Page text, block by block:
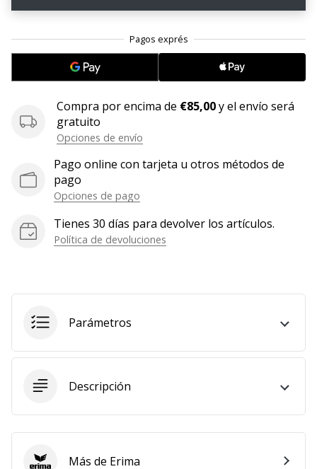
¿Te
un
¡Te
en
nuestro
Mostrar
todos
los
Compra por encima de €85,00y el envío será
gratuito
Opciones de envío
Pago online con tarjeta u otros métodos de
pago
Opciones de pago
Tienes 30 días para devolver los artículos.
Política de devoluciones
Parámetros
Descripción
Más de Erima